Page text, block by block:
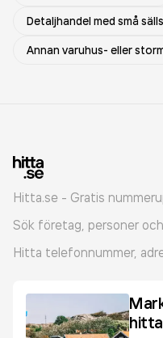
Detaljhandel med små
Annan varuhus- eller
Hitta.se - Gratis
Sök företag, personer
Hitta telefonnummer,